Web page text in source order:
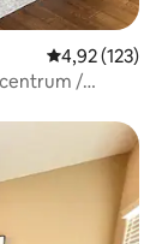
Průměrné
4,92 (123)
/